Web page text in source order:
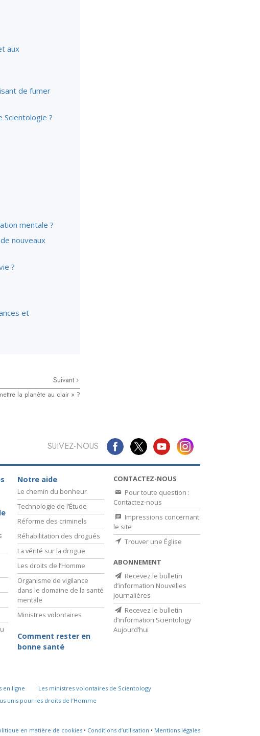
aux
de fumer
?
mentale ?
nouveaux
?
et
Suivant
la planète au clair » ?
SUIVEZ-NOUS
Notre aide
Le chemin du bonheur
Technologie de l’Étude
Réforme des criminels
Réhabilitation des drogués
La vérité sur la drogue
Les droits de l’Homme
Organisme de vigilance
dans le domaine de la santé
mentale
Ministres volontaires
Comment rester en
bonne santé
CONTACTEZ-NOUS
Pour toute question :
Contactez-nous
Impressions concernant
le site
Trouver une Église
ABONNEMENT
Recevez le bulletin
d’information Nouvelles
journalières
Recevez le bulletin
d’information Scientology
Aujourd’hui
en ligne
Les ministres volontaires de Scientology
unis pour les droits de l’Homme
en matière de cookies • Conditions d’utilisation • Mentions légales